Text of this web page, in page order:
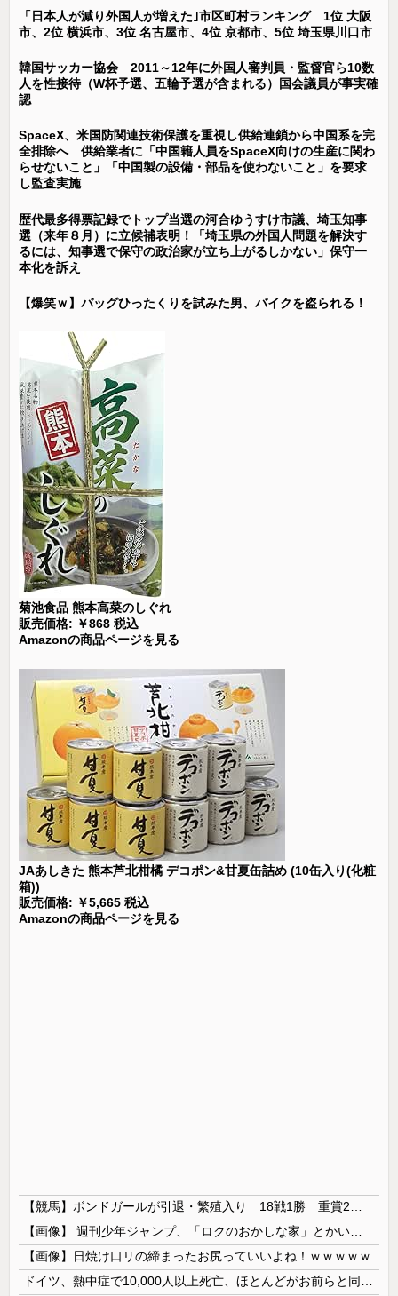
「日本人が減り外国人が増えた｣市区町村ランキング 1位 大阪
市、2位 横浜市、3位 名古屋市、4位 京都市、5位 埼玉県川口市
韓国サッカー協会 2011～12年に外国人審判員・監督官ら10数
人を性接待（W杯予選、五輪予選が含まれる）国会議員が事実確
認
SpaceX、米国防関連技術保護を重視し供給連鎖から中国系を完
全排除へ 供給業者に「中国籍人員をSpaceX向けの生産に関わ
らせないこと」「中国製の設備・部品を使わないこと」を要求
し監査実施
歴代最多得票記録でトップ当選の河合ゆうすけ市議、埼玉知事
選（来年８月）に立候補表明！「埼玉県の外国人問題を解決す
るには、知事選で保守の政治家が立ち上がるしかない」保守一
本化を訴え
【爆笑ｗ】バッグひったくりを試みた男、バイクを盗られる！
菊池食品 熊本高菜のしぐれ
販売価格: ￥868 税込
Amazonの商品ページを見る
JAあしきた 熊本芦北柑橘 デコポン&甘夏缶詰め (10缶入り(化粧
箱))
販売価格: ￥5,665 税込
Amazonの商品ページを見る
【画像】日焼け口リの締まったお尻っていいよね！ｗｗｗｗｗ